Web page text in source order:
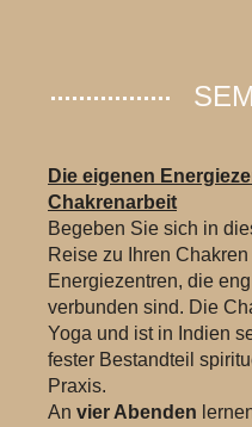
Die eigenen
Chakrenarbeit
Begeben Sie sich in
Reise zu Ihren
Energiezentren, die
verbunden sind. Die
Yoga und ist in Indien
fester Bestandteil
Praxis.
Anvier Abenden